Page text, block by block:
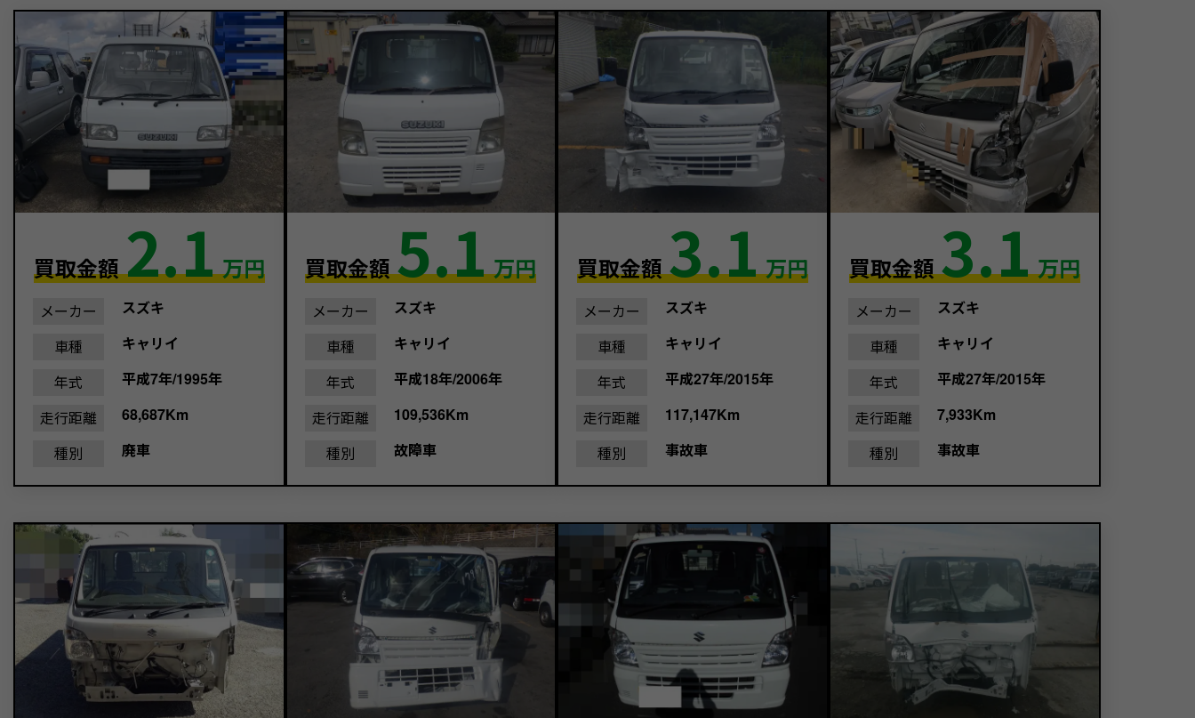
買取金額2.1 万円
メーカー
スズキ
車種
キャリイ
年式
平成7年/1995年
走行距離
68,687Km
種別
廃車
買取金額5.1 万円
メーカー
スズキ
車種
キャリイ
年式
平成18年/2006年
走行距離
109,536Km
種別
故障車
買取金額3.1 万円
メーカー
スズキ
車種
キャリイ
年式
平成27年/2015年
走行距離
117,147Km
種別
事故車
買取金額3.1 万円
メーカー
スズキ
車種
キャリイ
年式
平成27年/2015年
走行距離
7,933Km
種別
事故車